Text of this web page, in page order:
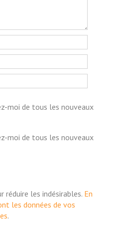
moi de tous les nouveaux
moi de tous les nouveaux
réduire les indésirables. En
les données de vos
.